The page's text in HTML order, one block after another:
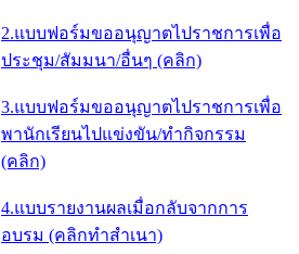
2.แบบฟอร์มขออนุญาตไปราชการเพื่อ
ประชุม/สัมมนา/อื่นๆ (คลิก)
3.แบบฟอร์มขออนุญาตไปราชการเพื่อ
พานักเรียนไปแข่งขัน/ทำกิจกรรม
(คลิก)
4.แบบรายงานผลเมื่อกลับจากการ
อบรม (คลิกทำสำเนา)